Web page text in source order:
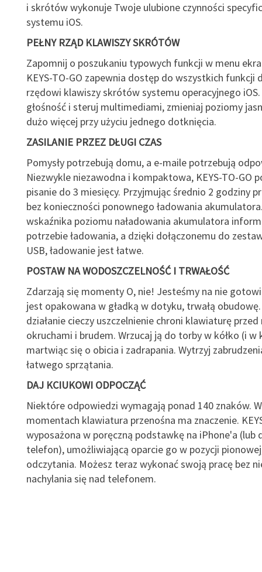
i skrótów wykonuje Twoje ulubione czynności
systemu iOS.
PEŁNY RZĄD KLAWISZY SKRÓTÓW
Zapomnij o poszukaniu typowych funkcji w menu
KEYS-TO-GO zapewnia dostęp do wszystkich funkcji
rzędowi klawiszy skrótów systemu operacyjnego
głośność i steruj multimediami, zmieniaj poziomy
dużo więcej przy użyciu jednego dotknięcia.
ZASILANIE PRZEZ DŁUGI CZAS
Pomysły potrzebują domu, a e-maile potrzebują
Niezwykle niezawodna i kompaktowa, KEYS-TO-GO
pisanie do 3 miesięcy. Przyjmując średnio 2 godziny
bez konieczności ponownego ładowania
wskaźnika poziomu naładowania akumulatora
potrzebie ładowania, a dzięki dołączonemu do
USB, ładowanie jest łatwe.
POSTAW NA WODOSZCZELNOŚĆ I TRWAŁOŚĆ
Zdarzają się momenty O, nie! Jesteśmy na nie
jest opakowana w gładką w dotyku, trwałą
działanie cieczy uszczelnienie chroni klawiaturę
okruchami i brudem. Wrzucaj ją do torby w kółko (i w
martwiąc się o obicia i zadrapania. Wytrzyj
łatwego sprzątania.
DAJ KCIUKOWI ODPOCZĄĆ
Niektóre odpowiedzi wymagają ponad 140 znaków.
momentach klawiatura przenośna ma znaczenie.
wyposażona w poręczną podstawkę na iPhone'a (lub
telefon), umożliwiającą oparcie go w pozycji
odczytania. Możesz teraz wykonać swoją pracę bez
nachylania się nad telefonem.